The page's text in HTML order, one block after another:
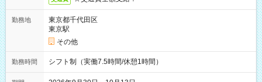
勤務地
東京都千代田区
東京駅
その他
勤務時間 シフト制（実働7.5時間/休憩1時間）